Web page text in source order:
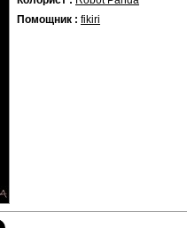
Помощник : fikiri